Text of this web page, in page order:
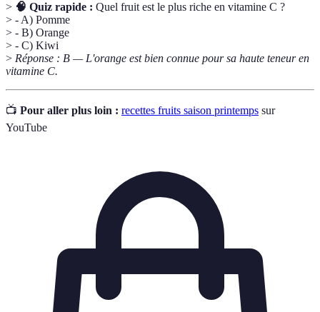
> 🧠 Quiz rapide : Quel fruit est le plus riche en vitamine C ?
> - A) Pomme
> - B) Orange
> - C) Kiwi
> Réponse : B — L'orange est bien connue pour sa haute teneur en
vitamine C.
📺 Pour aller plus loin : recettes fruits saison printemps sur
YouTube